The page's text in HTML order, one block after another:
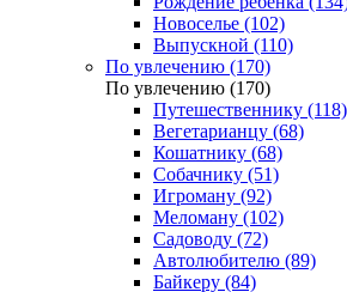
Новоселье (102)
Выпускной (110)
По увлечению (170)
По увлечению (170)
Путешественнику (118)
Вегетарианцу (68)
Кошатнику (68)
Собачнику (51)
Игроману (92)
Меломану (102)
Садоводу (72)
Автолюбителю (89)
Байкеру (84)